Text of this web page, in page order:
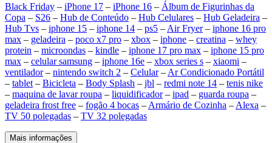
Black Friday – iPhone 17 – iPhone 16 – Álbum de Figurinhas da
Copa – S26 – Hub de Conteúdo – Hub Celulares – Hub Geladeira –
Hub Tvs – iphone 15 – iphone 14 – ps5 – Air Fryer– iphone 16 pro
max – geladeira – poco x7 pro – xbox – iphone – creatina – whey
protein – microondas – kindle – iphone 17 pro max – iphone 15 pro
max – celular samsung – iphone 16e – xbox series s – xiaomi –
ventilador– nintendo switch 2 – Celular– Ar Condicionado Portátil
– tablet – Bicicleta – Body Splash – jbl – redmi note 14 – tenis nike
– maquina de lavar roupa – liquidificador– ipad – guarda roupa –
geladeira frost free – fogão 4 bocas – Armário de Cozinha – Alexa –
TV 50 polegadas – TV 32 polegadas
Mais informações